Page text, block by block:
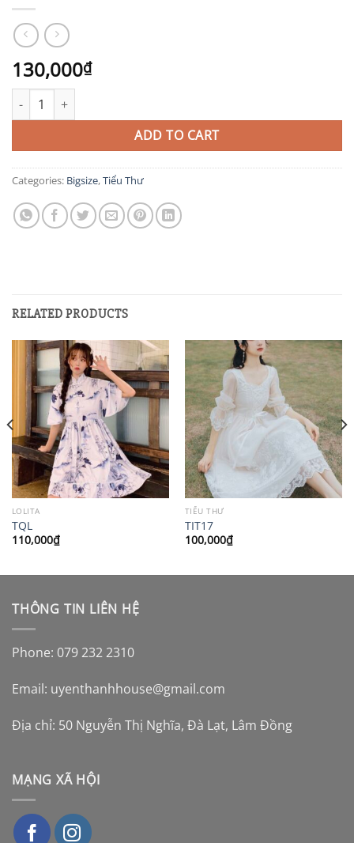
130,000₫
TIT202 quantity
ADD TO CART
Categories: Bigsize,Tiểu Thư
RELATED PRODUCTS
LOLITA
TQL
110,000₫
TIỂU THƯ
TIT17
100,000₫
THÔNG TIN LIÊN HỆ
Phone: 079 232 2310
Email: uyenthanhhouse@gmail.com
Địa chỉ: 50 Nguyễn Thị Nghĩa, Đà Lạt, Lâm Đồng
MẠNG XÃ HỘI